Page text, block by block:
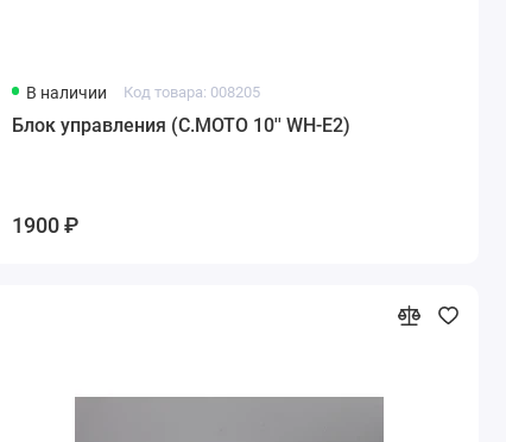
В наличии Код товара: 008205
Блок управления (С.МОТО 10'' WH-E2)
1900 ₽